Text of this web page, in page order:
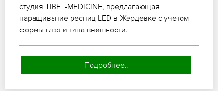
студия TIBET-MEDICINE, предлагающая
наращивание ресниц LED в Жердевке с учетом
формы глаз и типа внешности.
Подробнее..